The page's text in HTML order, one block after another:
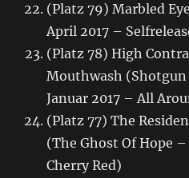
(Platz 79) Marbled
April 2017 –
(Platz 78) High
Mouthwash
Januar 2017 – All
(Platz 77) The
(The Ghost Of Hope
Cherry Red)